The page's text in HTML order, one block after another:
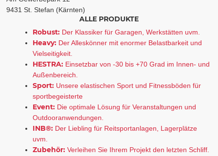
9431 St. Stefan (Kärnten)
ALLE PRODUKTE
Robust: Der Klassiker für Garagen, Werkstätten uvm.
Heavy: Der Alleskönner mit enormer Belastbarkeit und
Vielseitigkeit.
HESTRA: Einsetzbar von -30 bis +70 Grad im Innen- und
Außenbereich.
Sport: Unsere elastischen Sport und Fitnessböden für
sportbegeisterte
Event: Die optimale Lösung für Veranstaltungen und
Outdooranwendungen.
INB®: Der Liebling für Reitsportanlagen, Lagerplätze
uvm.
Zubehör: Verleihen Sie Ihrem Projekt den letzten Schliff.